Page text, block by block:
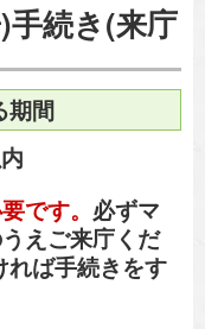
手続き(来庁
期間
です。 必ずマ
えご来庁くだ
れば手続きをす